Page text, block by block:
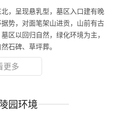
，呈现悬乳型，墓区入口建有晚
势，对面笔架山进贡，山前有古
区以回归自然，绿化环境为主，
石碑、草坪葬。
更多
园环境